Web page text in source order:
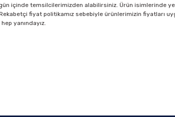
içinde temsilcilerimizden alabilirsiniz. Ürün isimlerinde
fiyat politikamız sebebiyle ürünlerimizin fiyatları
yanındayız.